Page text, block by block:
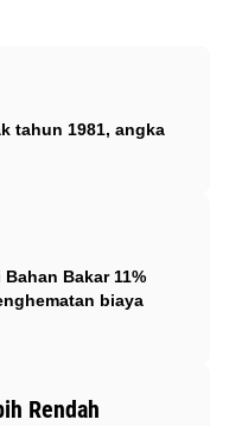
tahun 1981, angka
Bakar 11%
biaya
Rendah